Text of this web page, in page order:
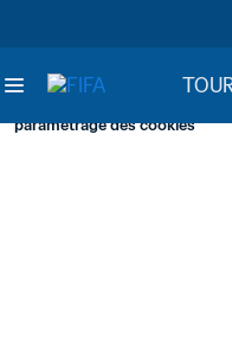
paramétrage des cookies